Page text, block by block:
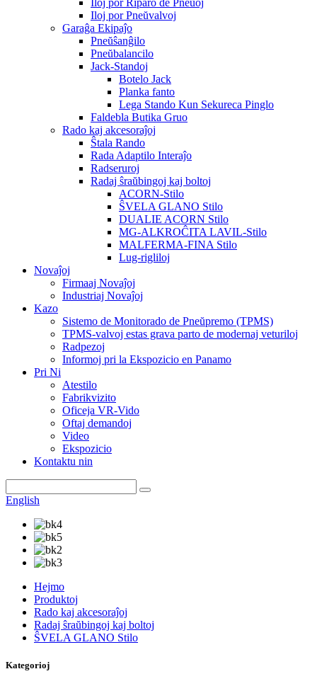
Iloj por Riparo de Pneŭoj
Iloj por Pneŭvalvoj
Garaĝa Ekipaĵo
Pneŭŝanĝilo
Pneŭbalancilo
Jack-Standoj
Botelo Jack
Planka fanto
Lega Stando Kun Sekureca Pinglo
Faldebla Butika Gruo
Rado kaj akcesoraĵoj
Ŝtala Rando
Rada Adaptilo Interaĵo
Radseruroj
Radaj ŝraŭbingoj kaj boltoj
ACORN-Stilo
ŜVELA GLANO Stilo
DUALIE ACORN Stilo
MG-ALKROĈITA LAVIL-Stilo
MALFERMA-FINA Stilo
Lug-rigliloj
Novaĵoj
Firmaaj Novaĵoj
Industriaj Novaĵoj
Kazo
Sistemo de Monitorado de Pneŭpremo (TPMS)
TPMS-valvoj estas grava parto de modernaj veturiloj
Radpezoj
Informoj pri la Ekspozicio en Panamo
Pri Ni
Atestilo
Fabrikvizito
Oficeja VR-Vido
Oftaj demandoj
Video
Ekspozicio
Kontaktu nin
English
Hejmo
Produktoj
Rado kaj akcesoraĵoj
Radaj ŝraŭbingoj kaj boltoj
ŜVELA GLANO Stilo
Kategorioj